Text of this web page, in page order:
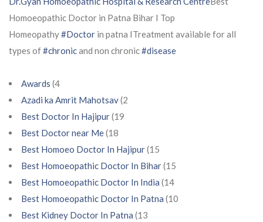
Homoeopathic Doctor in Patna Bihar I Top
Homeopathy#Doctor in patna ITreatment available for all
types of#chronicand non chronic#disease
Awards (4
Azadi ka Amrit Mahotsav(2
Best Doctor In Hajipur(19
Best Doctor near Me(18
Best Homoeo Doctor In Hajipur(15
Best Homoeopathic Doctor In Bihar(15
Best Homoeopathic Doctor In India (14
Best Homoeopathic Doctor In Patna (10
Best Kidney Doctor In Patna (13